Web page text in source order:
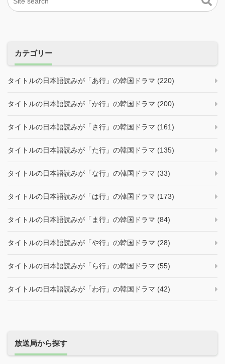
カテゴリー
タイトルの日本語読みが「あ行」の韓国ドラマ (220)
タイトルの日本語読みが「か行」の韓国ドラマ (200)
タイトルの日本語読みが「さ行」の韓国ドラマ (161)
タイトルの日本語読みが「た行」の韓国ドラマ (135)
タイトルの日本語読みが「な行」の韓国ドラマ (33)
タイトルの日本語読みが「は行」の韓国ドラマ (173)
タイトルの日本語読みが「ま行」の韓国ドラマ (84)
タイトルの日本語読みが「や行」の韓国ドラマ (28)
タイトルの日本語読みが「ら行」の韓国ドラマ (55)
タイトルの日本語読みが「わ行」の韓国ドラマ (42)
放送局から探す